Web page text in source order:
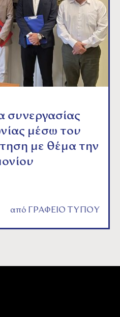
συνεργασίας
μέσω του
με θέμα την
από ΓΡΑΦΕΙΟ ΤΥΠΟΥ